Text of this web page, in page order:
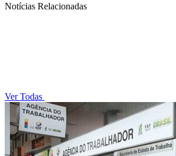
Notícias Relacionadas
Ver Todas